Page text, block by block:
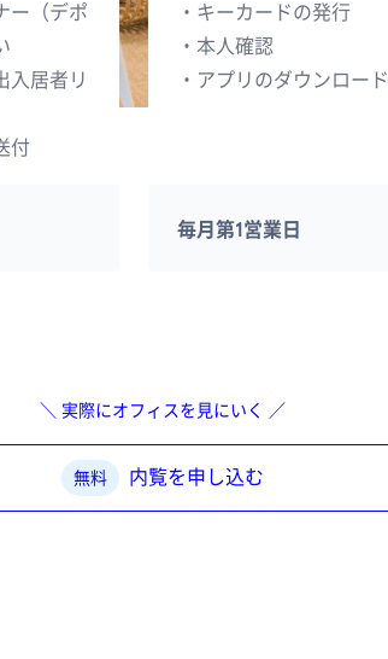
ー（デポ
入居者リ
付
・ キーカードの発行
・ 本人確認
・ アプリのダウンロード
毎月第1営業日
＼ 実際にオフィスを見にいく ／
無料 内覧を申し込む